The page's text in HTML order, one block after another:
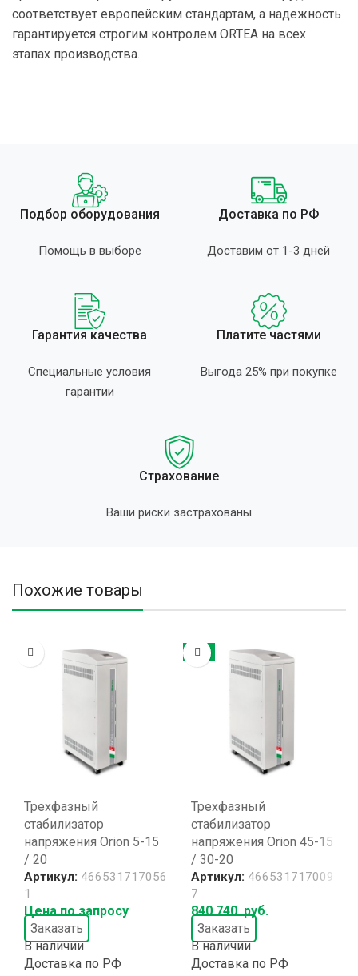
соответствует европейским стандартам, а надежность
гарантируется строгим контролем ORTEA на всех
этапах производства.
Подбор оборудования
Помощь в выборе
Доставка по РФ
Доставим от 1-3 дней
Гарантия качества
Специальные условия
гарантии
Платите частями
Выгода 25% при покупке
Страхование
Ваши риски застрахованы
Похожие товары
Трехфазный
стабилизатор
напряжения Orion 5-15
/ 20
Артикул: 466531717056
1
Цена по запросу
Заказать
В наличии
Доставка по РФ
ХИТ
Трехфазный
стабилизатор
напряжения Orion 45-15
/ 30-20
Артикул: 466531717009
7
840 740 руб.
Заказать
В наличии
Доставка по РФ